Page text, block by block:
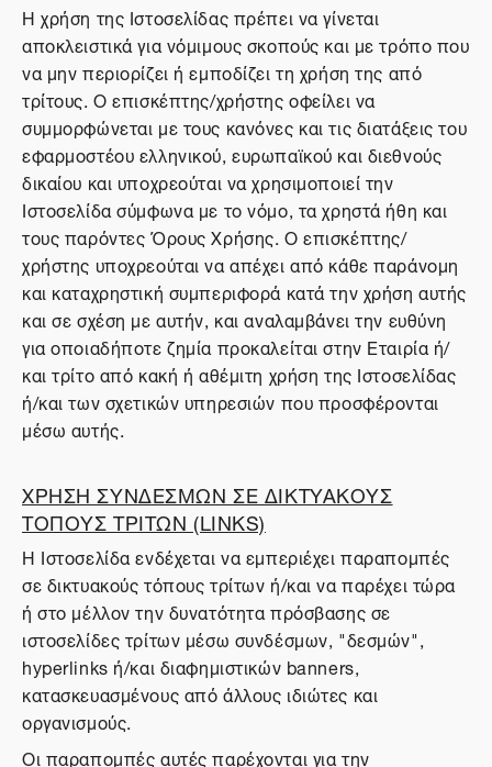
Η χρήση της Ιστοσελίδας πρέπει να γίνεται
αποκλειστικά για νόμιμους σκοπούς και με τρόπο που
να μην περιορίζει ή εμποδίζει τη χρήση της από
τρίτους. Ο επισκέπτης/χρήστης οφείλει να
συμμορφώνεται με τους κανόνες και τις διατάξεις του
εφαρμοστέου ελληνικού, ευρωπαϊκού και διεθνούς
δικαίου και υποχρεούται να χρησιμοποιεί την
Ιστοσελίδα σύμφωνα με το νόμο, τα χρηστά ήθη και
τους παρόντες Όρους Χρήσης. Ο επισκέπτης/
χρήστης υποχρεούται να απέχει από κάθε παράνομη
και καταχρηστική συμπεριφορά κατά την χρήση αυτής
και σε σχέση με αυτήν, και αναλαμβάνει την ευθύνη
για οποιαδήποτε ζημία προκαλείται στην Εταιρία ή/
και τρίτο από κακή ή αθέμιτη χρήση της Ιστοσελίδας
ή/και των σχετικών υπηρεσιών που προσφέρονται
μέσω αυτής.
ΧΡΗΣΗ ΣΥΝΔΕΣΜΩΝ ΣΕ ΔΙΚΤΥΑΚΟΥΣ
ΤΟΠΟΥΣ ΤΡΙΤΩΝ (LINKS)
Η Ιστοσελίδα ενδέχεται να εμπεριέχει παραπομπές
σε δικτυακούς τόπους τρίτων ή/και να παρέχει τώρα
ή στο μέλλον την δυνατότητα πρόσβασης σε
ιστοσελίδες τρίτων μέσω συνδέσμων, "δεσμών",
hyperlinks ή/και διαφημιστικών banners,
κατασκευασμένους από άλλους ιδιώτες και
οργανισμούς.
Οι παραπομπές αυτές παρέχονται για την